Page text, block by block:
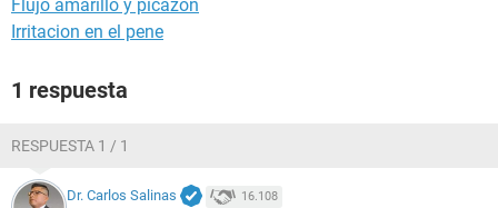
Flujo amarillo y picazon
Irritacion en el pene
1 respuesta
RESPUESTA 1 / 1
Dr. Carlos Salinas 16.108